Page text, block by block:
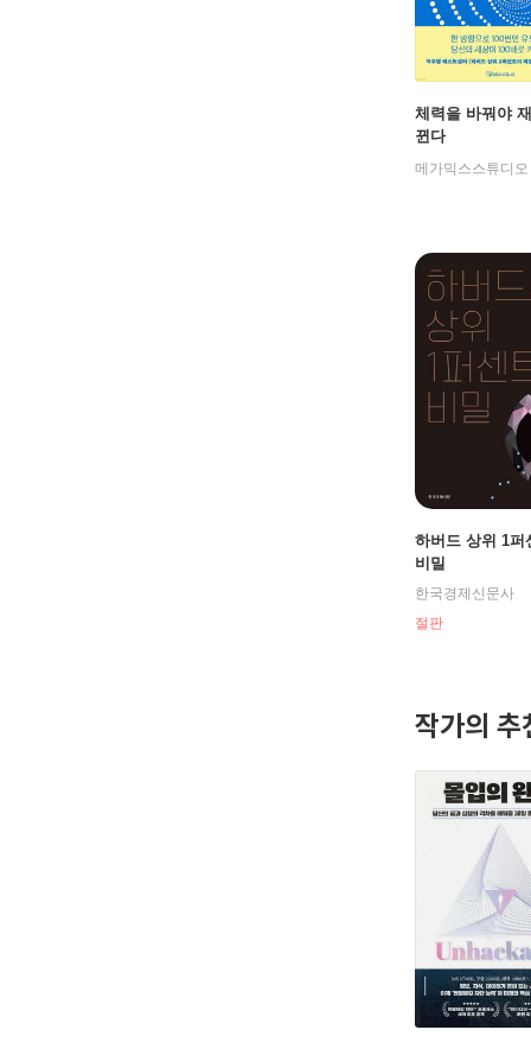
체력을 바꿔야
뀐다
메가믹스스튜디오
하버드 상위 1퍼
비밀
한국경제신문사
절판
작가의 추